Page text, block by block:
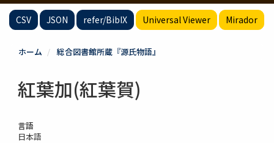
CSV JSON refer/BibIX Universal Viewer Mirador
ホーム 総合図書館所蔵『源氏物語』
紅葉加(紅葉賀)
言語
日本語